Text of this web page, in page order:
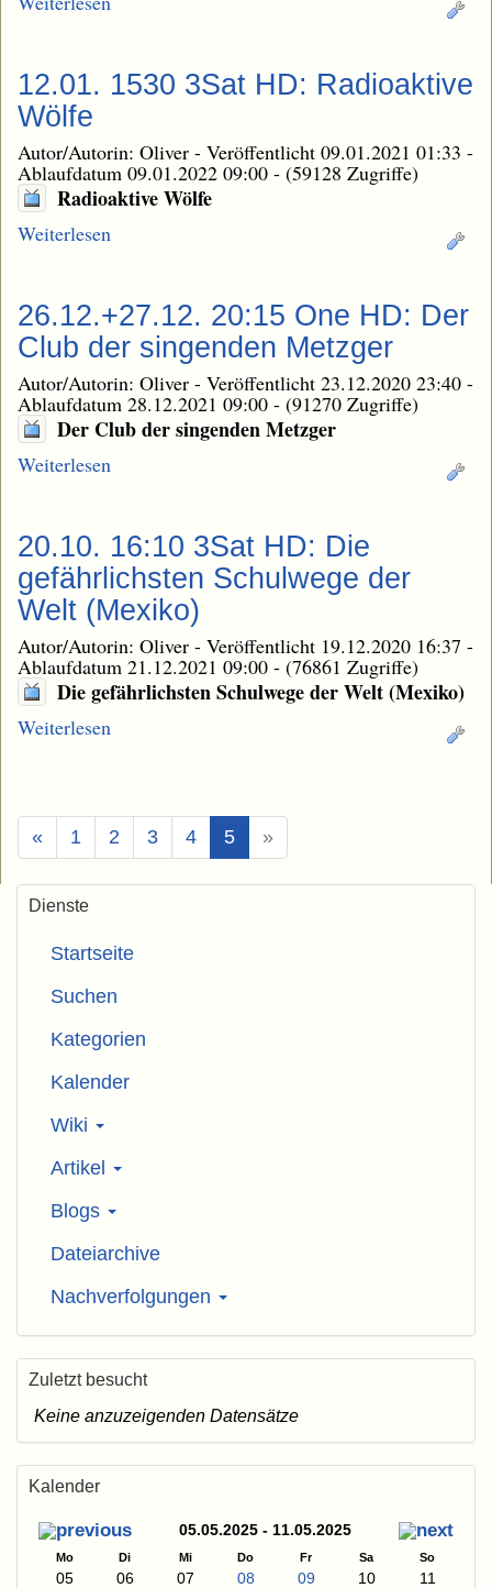
12.01. 1530 3Sat HD: Radioaktive
Wölfe
Autor/Autorin: Oliver - Veröffentlicht 09.01.2021 01:33 -
Ablaufdatum 09.01.2022 09:00 - (59128 Zugriffe)
Radioaktive Wölfe
Weiterlesen
26.12.+27.12. 20:15 One HD: Der
Club der singenden Metzger
Autor/Autorin: Oliver - Veröffentlicht 23.12.2020 23:40 -
Ablaufdatum 28.12.2021 09:00 - (91270 Zugriffe)
Der Club der singenden Metzger
Weiterlesen
20.10. 16:10 3Sat HD: Die
gefährlichsten Schulwege der
Welt (Mexiko)
Autor/Autorin: Oliver - Veröffentlicht 19.12.2020 16:37 -
Ablaufdatum 21.12.2021 09:00 - (76861 Zugriffe)
Die gefährlichsten Schulwege der Welt (Mexiko)
Weiterlesen
« 1 2 3 4 5(Aktuell)
»
Dienste
Startseite
Suchen
Kategorien
Kalender
Wiki
Artikel
Blogs
Dateiarchive
Nachverfolgungen
Zuletzt besucht
Keine anzuzeigenden Datensätze
Kalender
05.05.2025 - 11.05.2025
Mo Di Mi Do Fr Sa So
05 06 07 08 09 10 11